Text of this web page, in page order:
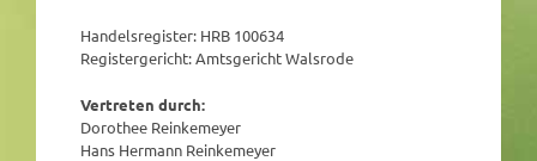
Handelsregister: HRB 100634
Registergericht: Amtsgericht Walsrode
Vertreten durch:
Dorothee Reinkemeyer
Hans Hermann Reinkemeyer